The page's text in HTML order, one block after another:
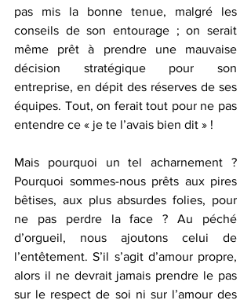
pas mis la bonne tenue, malgré les
conseils de son entourage ; on serait
même prêt à prendre une mauvaise
décision stratégique pour son
entreprise, en dépit des réserves de ses
équipes. Tout, on ferait tout pour ne pas
entendre ce « je te l’avais bien dit » !
Mais pourquoi un tel acharnement ?
Pourquoi sommes-nous prêts aux pires
bêtises, aux plus absurdes folies, pour
ne pas perdre la face ? Au péché
d’orgueil, nous ajoutons celui de
l’entêtement. S’il s’agit d’amour propre,
alors il ne devrait jamais prendre le pas
sur le respect de soi ni sur l’amour des